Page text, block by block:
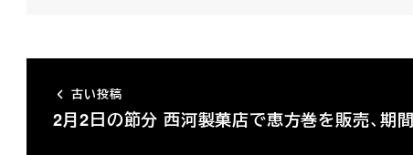
古い投稿
2月2日の節分 西河製菓店で恵方巻を販売、期